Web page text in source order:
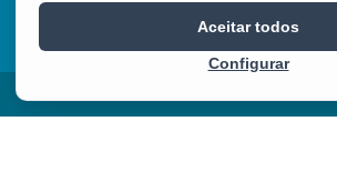
Configurar
Aceitar todos